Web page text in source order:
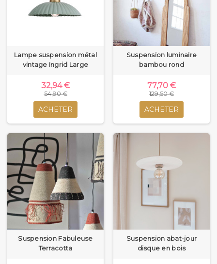
Lampe suspension métal
vintage Ingrid Large
32,94 €
54,90 €
ACHETER
Suspension luminaire
bambou rond
77,70 €
129,50 €
ACHETER
Suspension Fabuleuse
Terracotta
Suspension abat-jour
disque en bois